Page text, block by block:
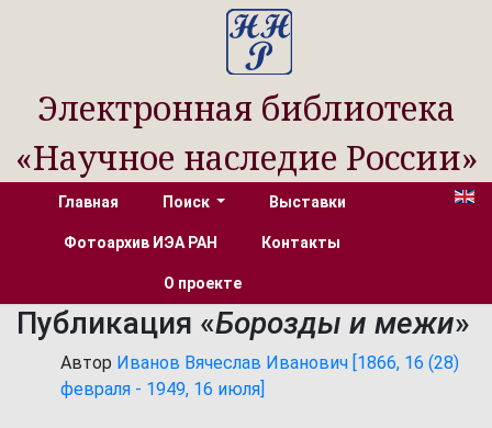
Электронная библиотека
«Научное наследие России»
Главная Поиск Выставки
Фотоархив ИЭА РАН Контакты
О проекте
Публикация «Борозды и межи»
Автор Иванов Вячеслав Иванович [1866, 16 (28)
февраля - 1949, 16 июля]